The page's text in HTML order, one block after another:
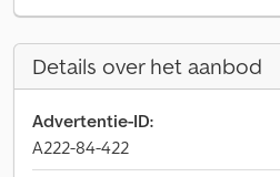
Details over het aanbod
Advertentie-ID:
A222-84-422